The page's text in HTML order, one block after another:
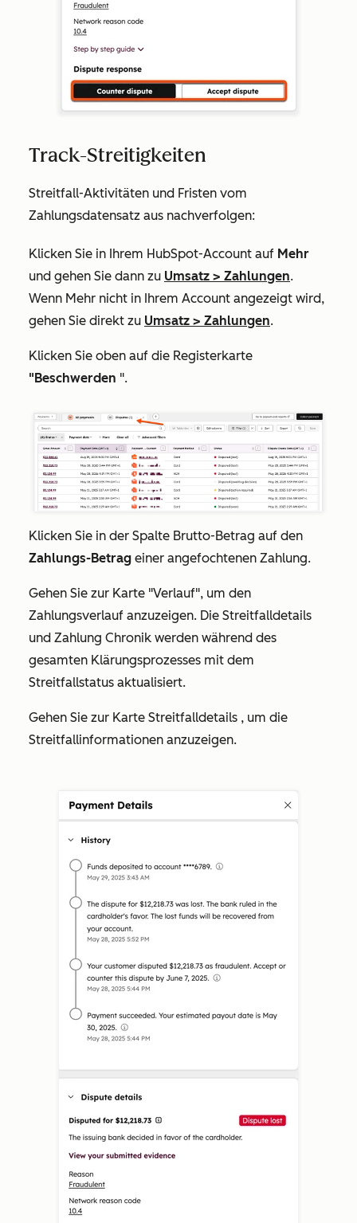
Track-Streitigkeiten
Streitfall-Aktivitäten und Fristen vom
Zahlungsdatensatz aus nachverfolgen:
Klicken Sie in Ihrem HubSpot-Account auf Mehr
und gehen Sie dann zu Umsatz > Zahlungen.
Wenn Mehr nicht in Ihrem Account angezeigt wird,
gehen Sie direkt zu Umsatz > Zahlungen.
Klicken Sie oben auf die Registerkarte
"Beschwerden ".
Klicken Sie in der Spalte Brutto-Betrag auf den
Zahlungs-Betrag einer angefochtenen Zahlung.
Gehen Sie zur Karte "Verlauf", um den
Zahlungsverlauf anzuzeigen. Die Streitfalldetails
und Zahlung Chronik werden während des
gesamten Klärungsprozesses mit dem
Streitfallstatus aktualisiert.
Gehen Sie zur Karte Streitfalldetails , um die
Streitfallinformationen anzuzeigen.